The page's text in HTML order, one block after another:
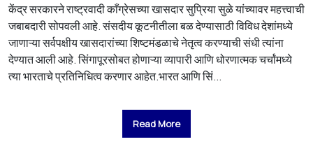
केंद्र सरकारने राष्ट्रवादी काँग्रेसच्या खासदार सुप्रिया सुळे यांच्यावर महत्त्वाची
जबाबदारी सोपवली आहे. संसदीय कूटनीतीला बळ देण्यासाठी विविध देशांमध्ये
जाणाऱ्या सर्वपक्षीय खासदारांच्या शिष्टमंडळाचे नेतृत्व करण्याची संधी त्यांना
देण्यात आली आहे. सिंगापूरसोबत होणाऱ्या व्यापारी आणि धोरणात्मक चर्चांमध्ये
त्या भारताचे प्रतिनिधित्व करणार आहेत.भारत आणि सिं...
Read More